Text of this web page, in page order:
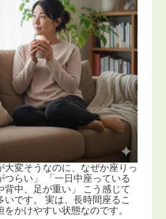
大変そうなのに、なぜか座りっ
つらい」 「一日中座っている
背中、足が重い」 こう感じて
いです。 実は、長時間座るこ
をかけやすい状態なのです。